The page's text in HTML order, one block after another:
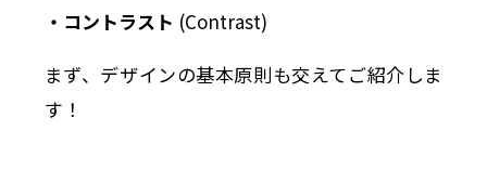
・コントラスト (Contrast)
まず、デザインの基本原則も交えてご紹介しま
す！